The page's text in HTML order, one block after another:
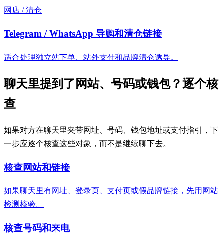
网店 / 清仓
Telegram / WhatsApp 导购和清仓链接
适合处理独立站下单、站外支付和品牌清仓诱导。
聊天里提到了网站、号码或钱包？逐个核
查
如果对方在聊天里夹带网址、号码、钱包地址或支付指引，下
一步应逐个核查这些对象，而不是继续聊下去。
核查网站和链接
如果聊天里有网址、登录页、支付页或假品牌链接，先用网站
检测核验。
核查号码和来电